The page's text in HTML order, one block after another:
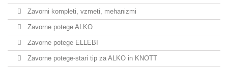
Zavorni kompleti, vzmeti, mehanizmi
Zavorne potege ALKO
Zavorne potege ELLEBI
Zavorne potege-stari tip za ALKO in KNOTT